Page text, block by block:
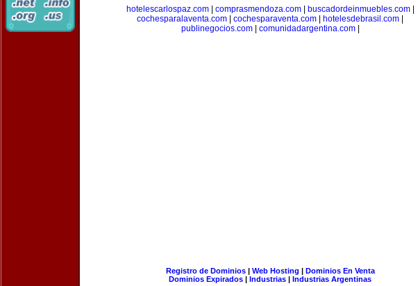
hotelescarlospaz.com| comprasmendoza.com| buscadordeinmuebles.com|
cochesparalaventa.com
cochesparaventa.com hotelesdebrasil.com
publinegocios.com| comunidadargentina.com|
Registro de Dominios| Web Hosting | Dominios En Venta
Dominios Expirados | Industrias | Industrias Argentinas